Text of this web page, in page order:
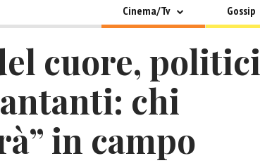
Cinema/Tv Gossip
cuore, politici
chi
in campo